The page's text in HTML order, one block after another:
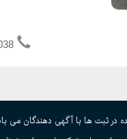
در ثبت ها با آگهی دهندگان می